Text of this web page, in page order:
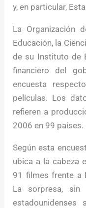
y, en particular,
La Organización
Educación, la
de su Instituto de
financiero del
encuesta
películas. Los
refieren a
2006 en 99 países.
Según esta
ubica a la cabeza
91 filmes frente a
La sorpresa,
estadounidenses